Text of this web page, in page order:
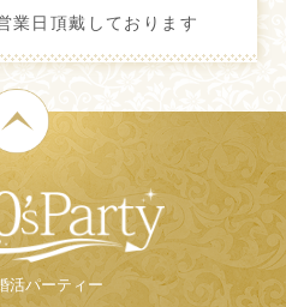
業日頂戴しております
活パーティー